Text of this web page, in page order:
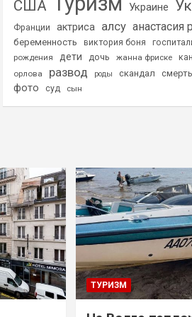
США Украине
Франции актриса алсу анастасия
беременность виктория боня
рождения
дети дочь жанна фриске
орлова
развод роды скандал смерть
фото
суд сын
ТУРИЗМ